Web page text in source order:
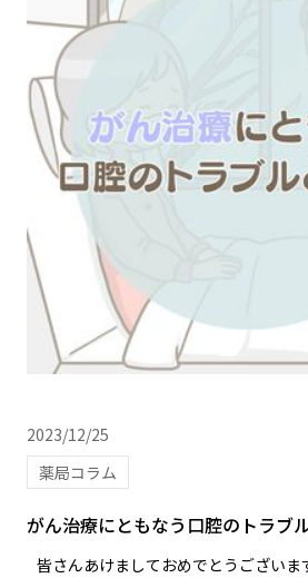
2023/12/25
薬局コラム
がん治療にともなう口腔のトラブ
皆さんあけましておめでとうございま